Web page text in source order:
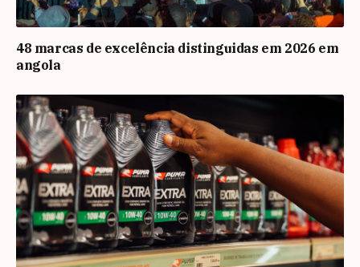
48 marcas de excelência distinguidas em 2026 em
angola